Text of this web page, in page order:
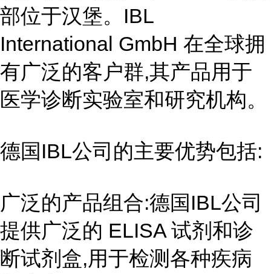
部位于汉堡。IBL
International GmbH 在全球拥
有广泛的客户群,其产品用于
医学诊断实验室和研究机构。
德国IBL公司的主要优势包括:
广泛的产品组合:德国IBL公司
提供广泛的 ELISA 试剂和诊
断试剂盒,用于检测各种疾病